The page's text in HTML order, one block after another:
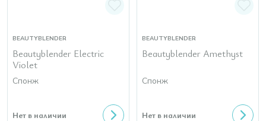
BEAUTYBLENDER
Beautyblender Electric
Violet
Спонж
Нет в наличии
BEAUTYBLENDER
Beautyblender Amethyst
Спонж
Нет в наличии